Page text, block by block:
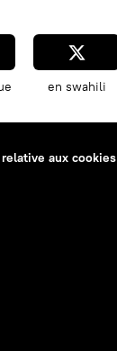
en swahili
aux cookies